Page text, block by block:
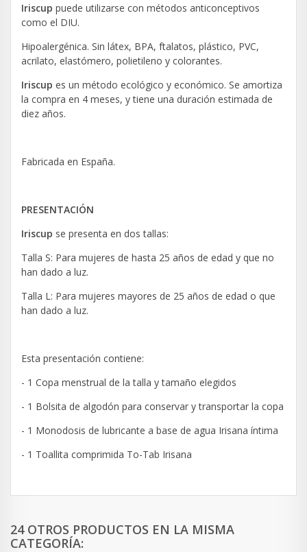
Iriscup puede utilizarse con métodos anticonceptivos
como el DIU.
Hipoalergénica. Sin látex, BPA, ftalatos, plástico, PVC,
acrilato, elastómero, polietileno y colorantes.
Iriscup es un método ecológico y económico. Se amortiza
la compra en 4 meses, y tiene una duración estimada de
diez años.
Fabricada en España.
PRESENTACIÓN
Iriscup se presenta en dos tallas:
Talla S: Para mujeres de hasta 25 años de edad y que no
han dado a luz.
Talla L: Para mujeres mayores de 25 años de edad o que
han dado a luz.
Esta presentación contiene:
- 1 Copa menstrual de la talla y tamaño elegidos
- 1 Bolsita de algodón para conservar y transportar la copa
- 1 Monodosis de lubricante a base de agua Irisana íntima
- 1 Toallita comprimida To-Tab Irisana
24 OTROS PRODUCTOS EN LA MISMA
CATEGORÍA: